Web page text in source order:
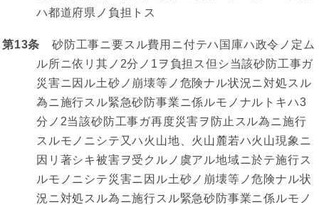
ハ都道府県ノ負担トス
第13条 砂防工事ニ要スル費用ニ付テハ国庫ハ政令ノ定ム
ル所ニ依リ其ノ2分ノ1ヲ負担ス但シ当該砂防工事ガ
災害ニ因ル土砂ノ崩壊等ノ危険ナル状況ニ対処スル
為ニ施行スル緊急砂防事業ニ係ルモノナルトキハ3
分ノ2当該砂防工事ガ再度災害ヲ防止スル為ニ施行
スルモノニシテ又ハ火山地、火山麓若ハ火山現象ニ
因リ著シキ被害ヲ受クルノ虞アル地域ニ於テ施行ス
ルモノニシテ災害ニ因ル土砂ノ崩壊等ノ危険ナル状
況ニ対処スル為ニ施行スル緊急砂防事業ニ係ルモノ